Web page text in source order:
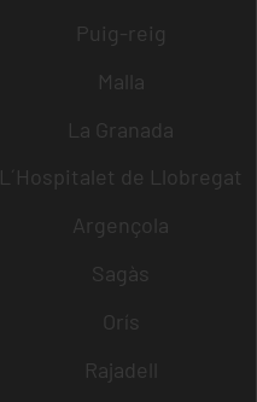
Puig-reig
Malla
La Granada
L´Hospitalet de Llobregat
Argençola
Sagàs
Orís
Rajadell